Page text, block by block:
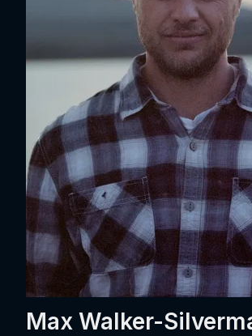
Max Walker-